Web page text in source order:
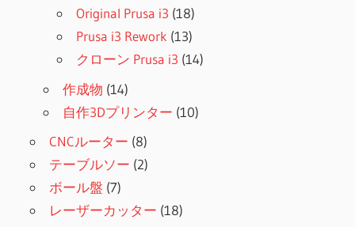
Original Prusa i3 (18)
Prusa i3 Rework (13)
クローン Prusa i3 (14)
作成物 (14)
自作3Dプリンター (10)
CNCルーター (8)
テーブルソー (2)
ボール盤 (7)
レーザーカッター (18)